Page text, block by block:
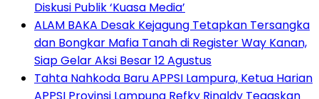
Diskusi Publik ‘Kuasa Media’
ALAM BAKA Desak Kejagung Tetapkan Tersangka
dan Bongkar Mafia Tanah di Register Way Kanan,
Siap Gelar Aksi Besar 12 Agustus
Tahta Nahkoda Baru APPSI Lampura, Ketua Harian